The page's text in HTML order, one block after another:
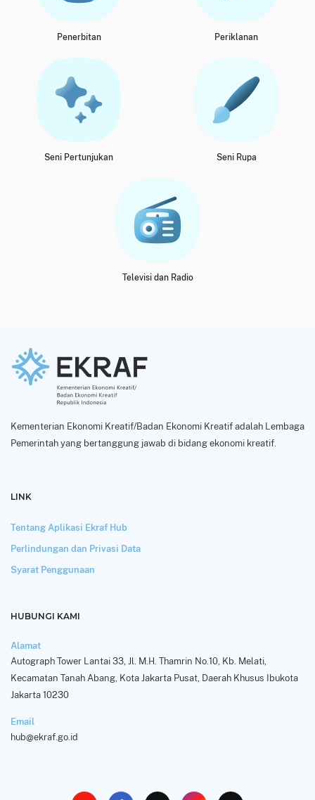
Penerbitan Periklanan
Seni Pertunjukan Seni Rupa
Televisi dan Radio
Kementerian Ekonomi Kreatif/Badan Ekonomi Kreatif adalah Lembaga
Pemerintah yang bertanggung jawab di bidang ekonomi kreatif.
LINK
Tentang Aplikasi Ekraf Hub
Perlindungan dan Privasi Data
Syarat Penggunaan
HUBUNGI KAMI
Alamat
Autograph Tower Lantai 33, Jl. M.H. Thamrin No.10, Kb. Melati,
Kecamatan Tanah Abang, Kota Jakarta Pusat, Daerah Khusus Ibukota
Jakarta 10230
Email
hub@ekraf.go.id